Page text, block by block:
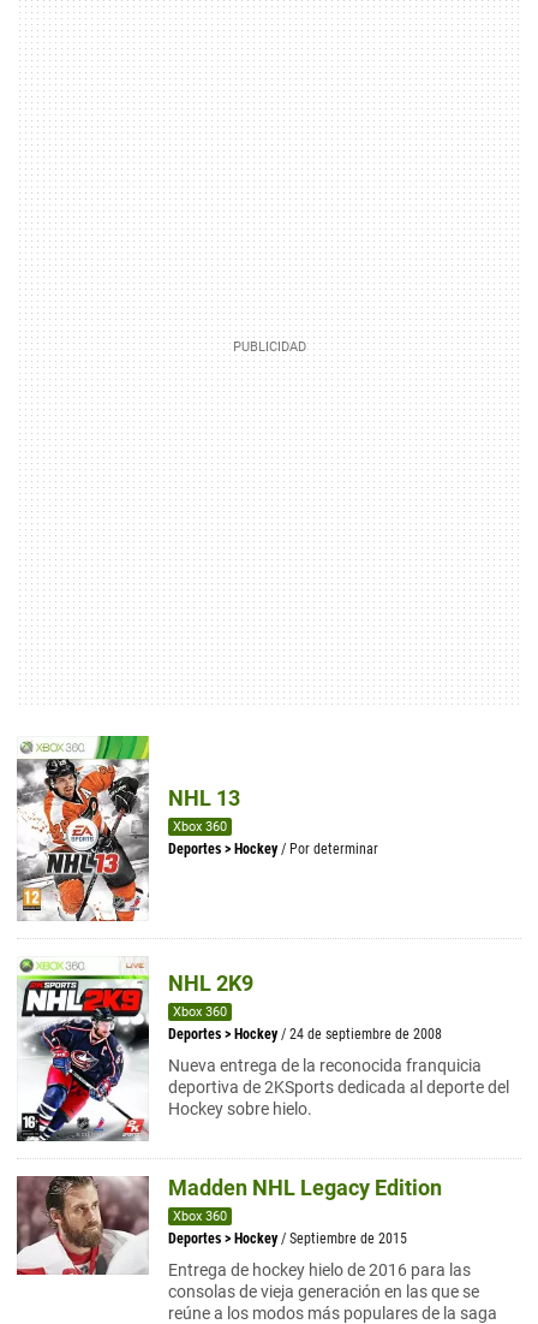
NHL 13
Xbox 360
Deportes > Hockey / Por determinar
NHL 2K9
Xbox 360
Deportes > Hockey / 24 de septiembre de 2008
Nueva entrega de la reconocida franquicia
deportiva de 2KSports dedicada al deporte del
Hockey sobre hielo.
Madden NHL Legacy Edition
Xbox 360
Deportes > Hockey / Septiembre de 2015
Entrega de hockey hielo de 2016 para las
consolas de vieja generación en las que se
reúne a los modos más populares de la saga